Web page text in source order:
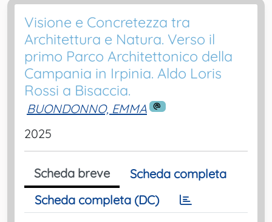
Visione e Concretezza tra
Architettura e Natura. Verso il
primo Parco Architettonico della
Campania in Irpinia. Aldo Loris
Rossi a Bisaccia.
BUONDONNO, EMMA
2025
Scheda breve
Scheda completa
Scheda completa (DC)